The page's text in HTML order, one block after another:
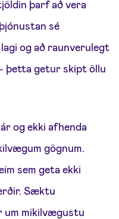
þarf að vera
sé
og að raunverulegt
þetta getur skipt öllu
og ekki afhenda
gögnum.
sem geta ekki
Sæktu
um mikilvægustu